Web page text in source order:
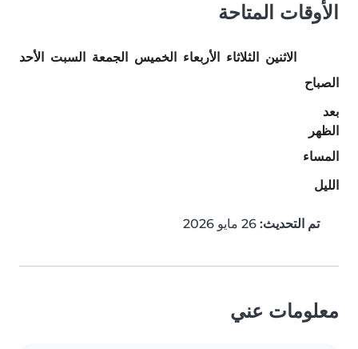
الأوقات المتاحة
الاثنين الثلاثاء الأربعاء الخميس الجمعة السبت
الأحد
الصباح
بعد
الظهر
المساء
الليل
تم التحديث:
معلومات عني